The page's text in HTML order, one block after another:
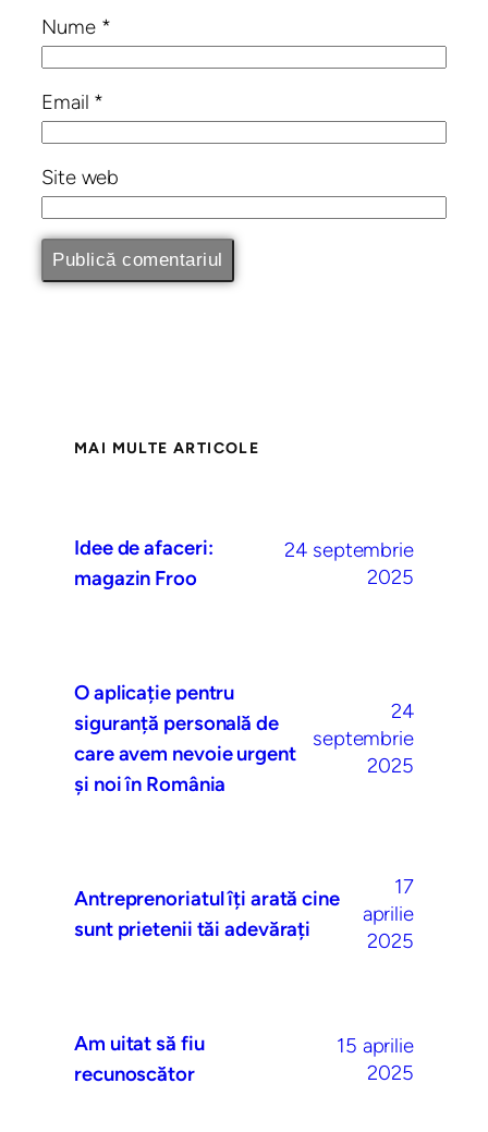
Nume *
Email *
Site web
MAI MULTE ARTICOLE
Idee de afaceri:
magazin Froo
24 septembrie
2025
O aplicație pentru
siguranță personală de
care avem nevoie urgent
și noi în România
24
septembrie
2025
Antreprenoriatul îți arată cine
sunt prietenii tăi adevărați
17
aprilie
2025
Am uitat să fiu
recunoscător
15 aprilie
2025